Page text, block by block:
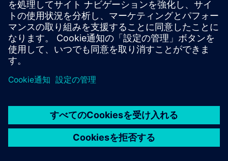
サポート・センター
ご意見・ご要望
違法コピーの連絡先
© Siemens2026
タル・ミレニアム著作権法 (DMCA)
内部通報